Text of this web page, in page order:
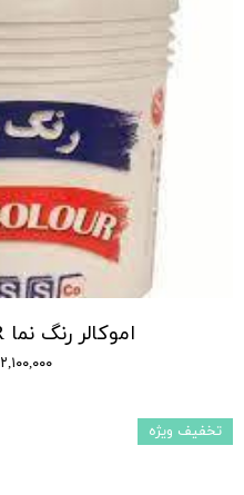
اموکالر رنگ نما EMOCOLOUR
۲,۱۰۰,۰۰۰ تومان
تخفیف ویژه